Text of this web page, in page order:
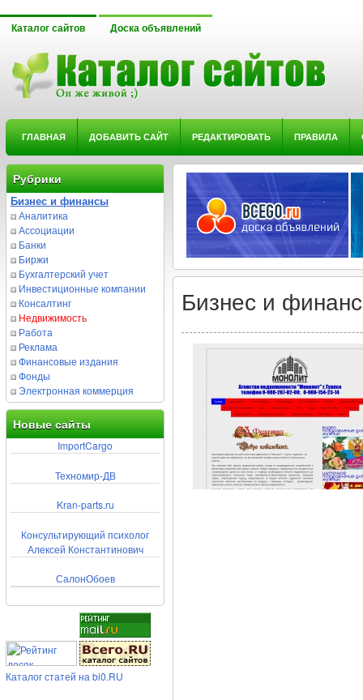
Каталог сайтов Доска объявлений
ГЛАВНАЯ ДОБАВИТЬ САЙТ РЕДАКТИРОВАТЬ ПРАВИЛА
Рубрики
Бизнес и финансы
Аналитика
Ассоциации
Банки
Биржи
Бухгалтерский учет
Инвестиционные компании
Консалтинг
Недвижимость
Работа
Реклама
Финансовые издания
Фонды
Электронная коммерция
Новые сайты
ImportCargo
Техномир-ДВ
Kran-parts.ru
Консультирующий психолог
Алексей Константинович
СалонОбоев
Каталог статей на bi0.RU
Бизнес и